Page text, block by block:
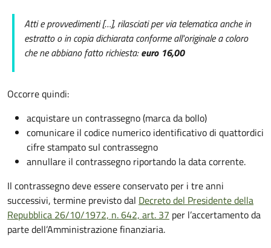
Atti e provvedimenti […], rilasciati per via telematica anche in
estratto o in copia dichiarata conforme all'originale a coloro
che ne abbiano fatto richiesta:euro 16,00
Occorre quindi:
acquistare un contrassegno (marca da bollo)
comunicare il codice numerico identificativo di quattordici
cifre stampato sul contrassegno
annullare il contrassegno riportando la data corrente.
Il contrassegno deve essere conservato per i tre anni
successivi, termine previsto dal Decreto del Presidente della
Repubblica 26/10/1972, n. 642, art. 37 per l’accertamento da
parte dell’Amministrazione finanziaria.